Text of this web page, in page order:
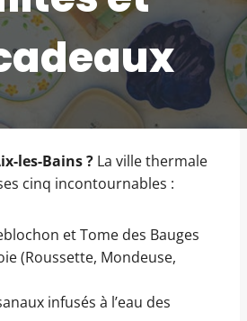
les-Bains ? La ville thermale
cinq incontournables :
et Tome des Bauges
(Roussette, Mondeuse,
infusés à l’eau des